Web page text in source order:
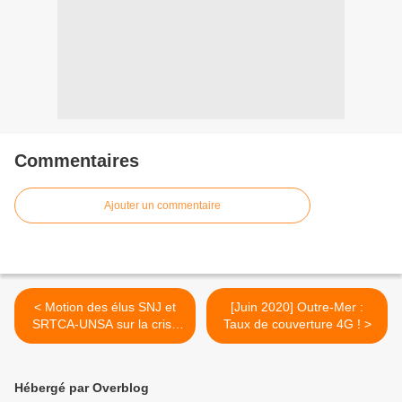
Commentaires
Ajouter un commentaire
< Motion des élus SNJ et
SRTCA-UNSA sur la crise
sanitaire à Guyane la 1ère !
[Juin 2020] Outre-Mer :
Taux de couverture 4G ! >
Hébergé par Overblog